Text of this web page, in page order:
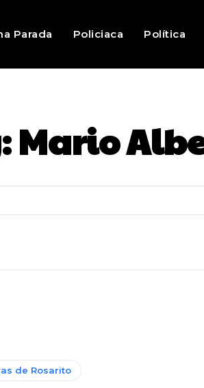
Parada Policiaca Política
Mario
de Rosarito